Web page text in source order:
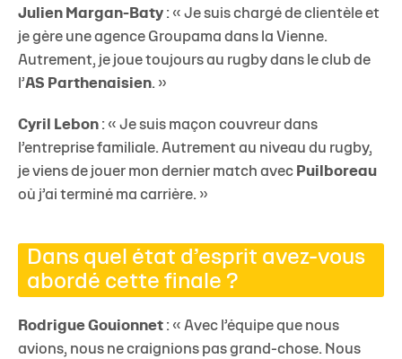
Julien Margan-Baty : « Je suis chargé de clientèle et
je gère une agence Groupama dans la Vienne.
Autrement, je joue toujours au rugby dans le club de
l’AS Parthenaisien. »
Cyril Lebon : « Je suis maçon couvreur dans
l’entreprise familiale. Autrement au niveau du rugby,
je viens de jouer mon dernier match avec Puilboreau
où j’ai terminé ma carrière. »
Dans quel état d’esprit avez-vous
abordé cette finale ?
Rodrigue Gouionnet : « Avec l’équipe que nous
avions, nous ne craignions pas grand-chose. Nous